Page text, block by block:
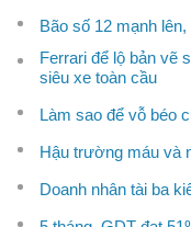
Bão số 12 mạnh
Ferrari để lộ bản vẽ
siêu xe toàn cầu
Làm sao để vỗ béo
Hậu trường máu và
Doanh nhân tài ba